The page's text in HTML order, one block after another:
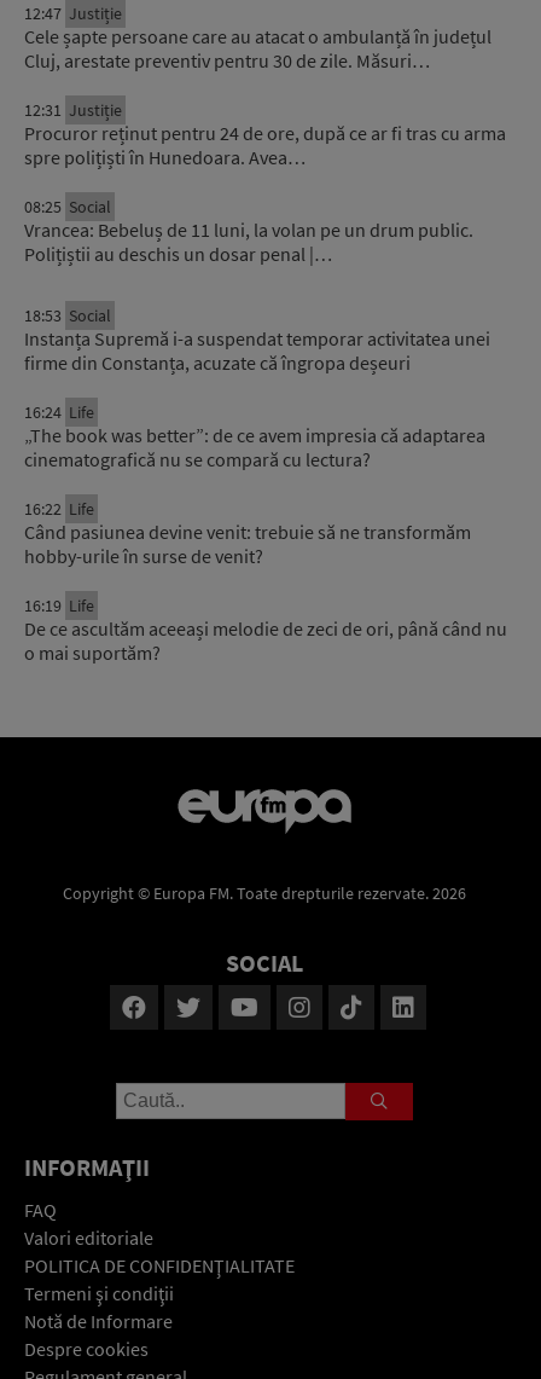
12:47 Justiție
Cele șapte persoane care au atacat o ambulanță în județul
Cluj, arestate preventiv pentru 30 de zile. Măsuri…
12:31 Justiție
Procuror reținut pentru 24 de ore, după ce ar fi tras cu arma
spre polițiști în Hunedoara. Avea…
08:25 Social
Vrancea: Bebeluș de 11 luni, la volan pe un drum public.
Polițiștii au deschis un dosar penal |…
18:53 Social
Instanța Supremă i-a suspendat temporar activitatea unei
firme din Constanța, acuzate că îngropa deșeuri
16:24 Life
„The book was better”: de ce avem impresia că adaptarea
cinematografică nu se compară cu lectura?
16:22 Life
Când pasiunea devine venit: trebuie să ne transformăm
hobby-urile în surse de venit?
16:19 Life
De ce ascultăm aceeași melodie de zeci de ori, până când nu
o mai suportăm?
Copyright © Europa FM. Toate drepturile rezervate. 2026
SOCIAL
INFORMAŢII
FAQ
Valori editoriale
POLITICA DE CONFIDENŢIALITATE
Termeni şi condiţii
Notă de Informare
Despre cookies